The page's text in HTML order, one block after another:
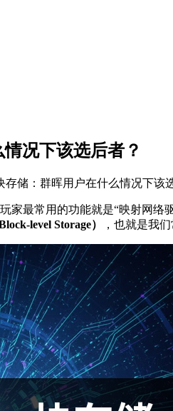
况下该选后者？
存储：群晖用户在什么情况下该
家最常用的功能就是“映射网
level Storage） ，也就是我